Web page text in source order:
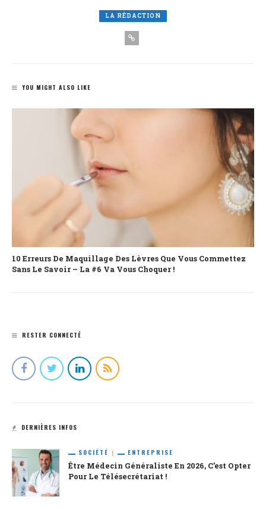
LA RÉDACTION
YOU MIGHT ALSO LIKE
10 Erreurs De Maquillage Des Lèvres Que Vous Commettez
Sans Le Savoir – La #6 Va Vous Choquer !
RESTER CONNECTÉ
DERNIÈRES INFOS
SOCIÉTÉ ENTREPRISE
Être Médecin Généraliste En 2026, C’est Opter
Pour Le Télésecrétariat !